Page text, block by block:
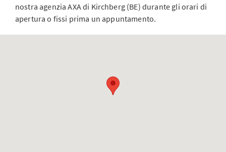
nostra agenzia AXA di Kirchberg (BE) durante gli orari di
apertura o fissi prima un appuntamento.